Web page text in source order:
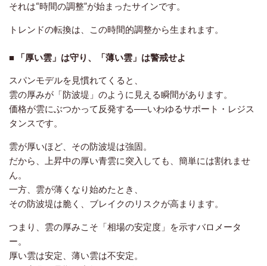
それは“時間の調整”が始まったサインです。
トレンドの転換は、この時間的調整から生まれます。
■ 「厚い雲」は守り、「薄い雲」は警戒せよ
スパンモデルを見慣れてくると、
雲の厚みが「防波堤」のように見える瞬間があります。
価格が雲にぶつかって反発する──いわゆるサポート・レジス
タンスです。
雲が厚いほど、その防波堤は強固。
だから、上昇中の厚い青雲に突入しても、簡単には割れませ
ん。
一方、雲が薄くなり始めたとき、
その防波堤は脆く、ブレイクのリスクが高まります。
つまり、雲の厚みこそ「相場の安定度」を示すバロメータ
ー。
厚い雲は安定、薄い雲は不安定。